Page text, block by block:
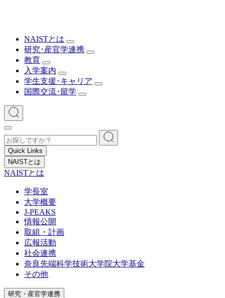
NAISTとは
研究･産官学連携
教育
入学案内
学生支援･キャリア
国際交流･留学
Quick Links
NAISTとは
NAISTとは
学長室
大学概要
J-PEAKS
情報公開
取組・計画
広報活動
社会連携
奈良先端科学技術大学院大学基金
その他
研究・産官学連携